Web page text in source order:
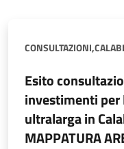
CONSULTAZIONI,
Esito
investimenti
ultralarga in
MAPPATURA